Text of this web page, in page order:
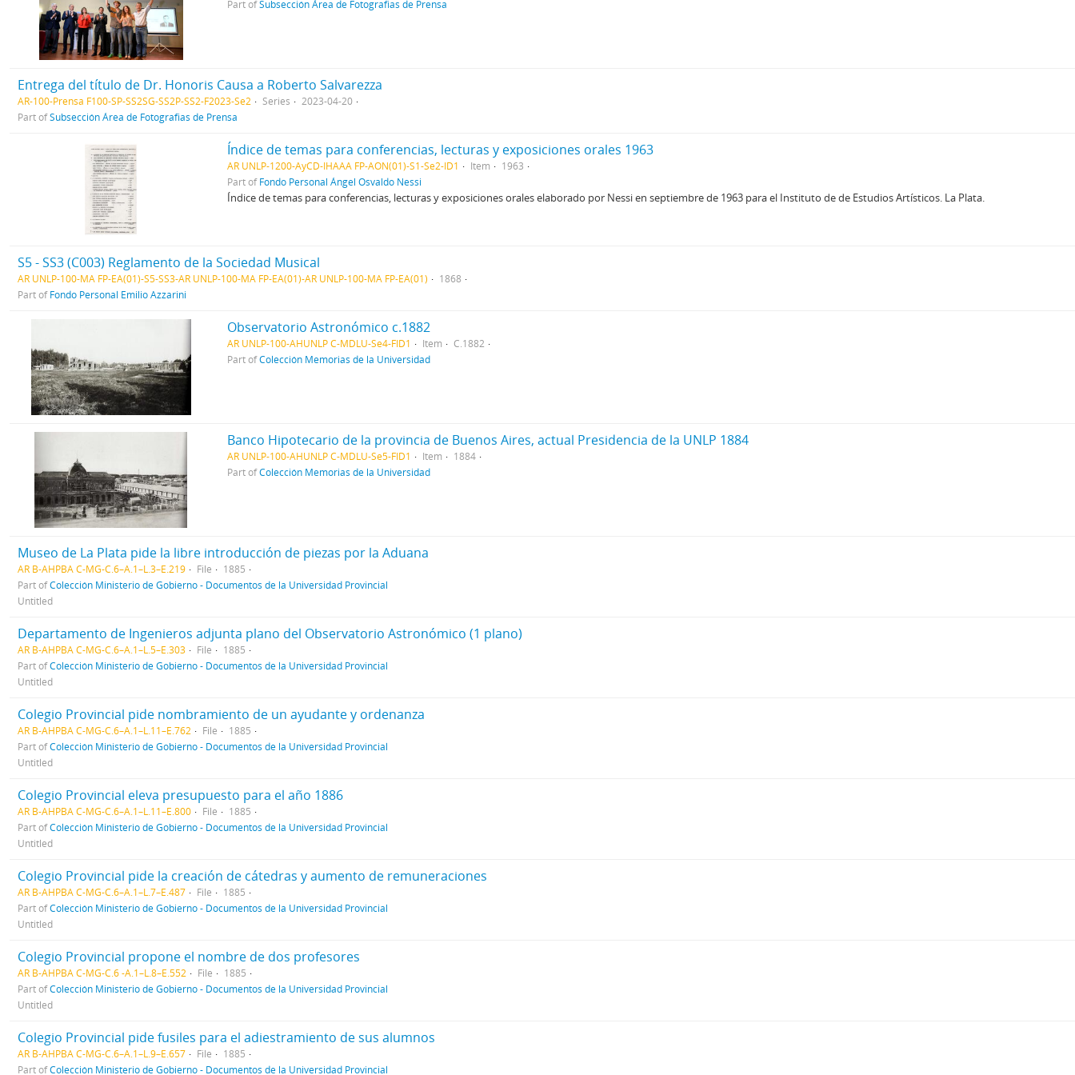
Part ofSubsección Área de Fotografias de Prensa
Entrega del título de Dr. Honoris Causa a Roberto Salvarezza
AR-100-Prensa F100-SP-SS2SG-SS2P-SS2-F2023-Se2 Series
2023-04-20
Part ofSubsección Área de Fotografias de Prensa
Índice de temas para conferencias, lecturas y exposiciones orales 1963
AR UNLP-1200-AyCD-IHAAA FP-AON(01)-S1-Se2-ID1 Item
1963
Part ofFondo Personal Ángel Osvaldo Nessi
Índice de temas para conferencias, lecturas y exposiciones orales elaborado por Nessi en septiembre de 1963 para el Instituto de de Estudios Artísticos. La Plata.
S5 - SS3 (C003) Reglamento de la Sociedad Musical
AR UNLP-100-MA FP-EA(01)-S5-SS3-AR UNLP-100-MA FP-EA(01)-AR UNLP-100-MA FP-EA(01)
1868
Part ofFondo Personal Emilio Azzarini
Observatorio Astronómico c.1882
AR UNLP-100-AHUNLP C-MDLU-Se4-FID1 Item
C.1882
Part ofColección Memorias de la Universidad
Banco Hipotecario de la provincia de Buenos Aires, actual Presidencia de la UNLP 1884
AR UNLP-100-AHUNLP C-MDLU-Se5-FID1 Item
1884
Part ofColección Memorias de la Universidad
Museo de La Plata pide la libre introducción de piezas por la Aduana
AR B-AHPBA C-MG-C.6–A.1–L.3–E.219 File
1885
Part ofColección Ministerio de Gobierno - Documentos de la Universidad Provincial
Untitled
Departamento de Ingenieros adjunta plano del Observatorio Astronómico (1 plano)
AR B-AHPBA C-MG-C.6–A.1–L.5–E.303 File
1885
Part ofColección Ministerio de Gobierno - Documentos de la Universidad Provincial
Untitled
Colegio Provincial pide nombramiento de un ayudante y ordenanza
AR B-AHPBA C-MG-C.6–A.1–L.11–E.762 File
1885
Part ofColección Ministerio de Gobierno - Documentos de la Universidad Provincial
Untitled
Colegio Provincial eleva presupuesto para el año 1886
AR B-AHPBA C-MG-C.6–A.1–L.11–E.800 File
1885
Part ofColección Ministerio de Gobierno - Documentos de la Universidad Provincial
Untitled
Colegio Provincial pide la creación de cátedras y aumento de remuneraciones
AR B-AHPBA C-MG-C.6–A.1–L.7–E.487 File
1885
Part ofColección Ministerio de Gobierno - Documentos de la Universidad Provincial
Untitled
Colegio Provincial propone el nombre de dos profesores
AR B-AHPBA C-MG-C.6 -A.1–L.8–E.552 File
1885
Part ofColección Ministerio de Gobierno - Documentos de la Universidad Provincial
Untitled
Colegio Provincial pide fusiles para el adiestramiento de sus alumnos
AR B-AHPBA C-MG-C.6–A.1–L.9–E.657 File
1885
Part ofColección Ministerio de Gobierno - Documentos de la Universidad Provincial